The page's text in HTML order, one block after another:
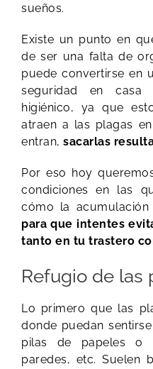
sueños.
Existe un punto en
de ser una falta de
puede convertirse en
seguridad en
higiénico, ya que
atraen a las plagas
entran, sacarlas
Por eso hoy
condiciones en las
cómo la acumulación
para que intentes
tanto en tu trastero
Refugio de las
Lo primero que las
donde puedan
pilas de papeles o
paredes, etc. Suelen